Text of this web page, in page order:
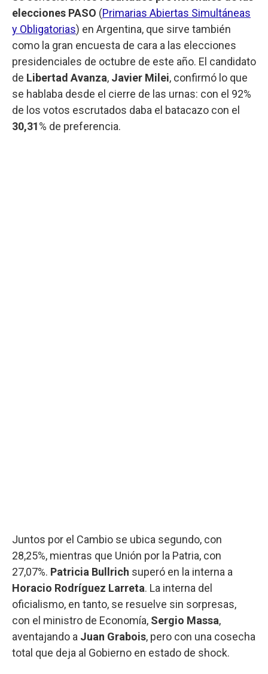
elecciones PASO (Primarias Abiertas Simultáneas
y Obligatorias) en Argentina, que sirve también
como la gran encuesta de cara a las elecciones
presidenciales de octubre de este año. El candidato
de Libertad Avanza, Javier Milei, confirmó lo que
se hablaba desde el cierre de las urnas: con el 92%
de los votos escrutados daba el batacazo con el
30,31% de preferencia.
Juntos por el Cambio se ubica segundo, con
28,25%, mientras que Unión por la Patria, con
27,07%. Patricia Bullrich superó en la interna a
Horacio Rodríguez Larreta. La interna del
oficialismo, en tanto, se resuelve sin sorpresas,
con el ministro de Economía, Sergio Massa,
aventajando a Juan Grabois, pero con una cosecha
total que deja al Gobierno en estado de shock.